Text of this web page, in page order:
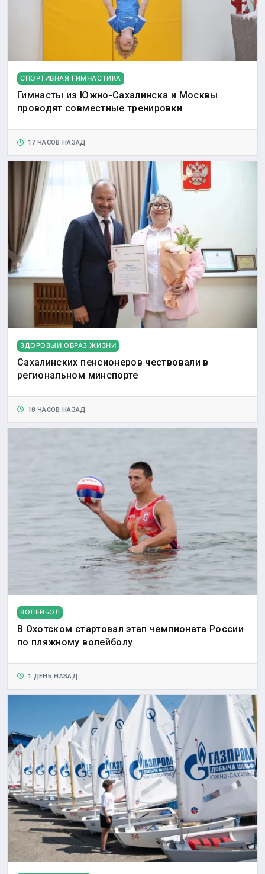
СПОРТИВНАЯ ГИМНАСТИКА
Гимнасты из Южно-Сахалинска и Москвы
проводят совместные тренировки
17 ЧАСОВ НАЗАД
ЗДОРОВЫЙ ОБРАЗ ЖИЗНИ
Сахалинских пенсионеров чествовали в
региональном минспорте
18 ЧАСОВ НАЗАД
ВОЛЕЙБОЛ
В Охотском стартовал этап чемпионата России
по пляжному волейболу
1 ДЕНЬ НАЗАД